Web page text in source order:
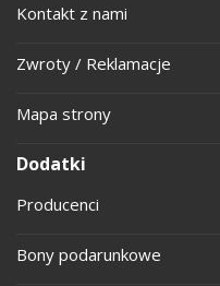
Kontakt z nami
Zwroty / Reklamacje
Mapa strony
Dodatki
Producenci
Bony podarunkowe